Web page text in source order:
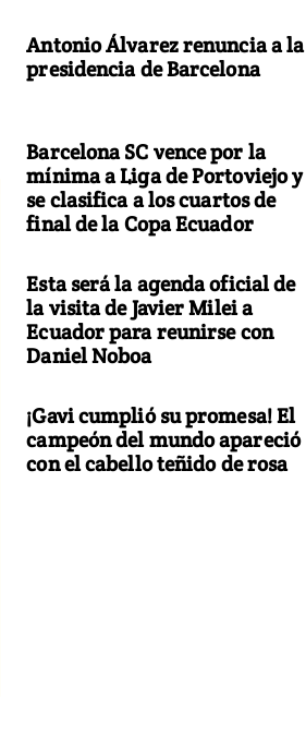
Antonio Álvarez renuncia a la
presidencia de Barcelona
Barcelona SC vence por la
mínima a Liga de Portoviejo y
se clasifica a los cuartos de
final de la Copa Ecuador
Esta será la agenda oficial de
la visita de Javier Milei a
Ecuador para reunirse con
Daniel Noboa
¡Gavi cumplió su promesa! El
campeón del mundo apareció
con el cabello teñido de rosa